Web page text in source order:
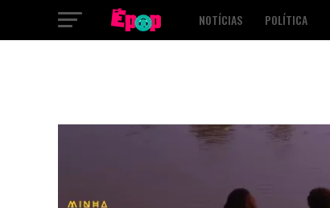
NOTÍCIAS POLÍTICA